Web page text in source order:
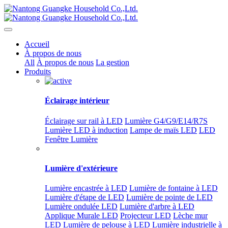
Accueil
À propos de nous
All À propos de nous La gestion
Produits
Éclairage intérieur
Éclairage sur rail à LED Lumière G4/G9/E14/R7S
Lumière LED à induction Lampe de maïs LED LED
Fenêtre Lumière
Lumière d'extérieure
Lumière encastrée à LED Lumière de fontaine à LED
Lumière d'étape de LED Lumière de pointe de LED
Lumière ondulée LED Lumière d'arbre à LED
Applique Murale LED Projecteur LED Lèche mur
LED Lumière de pelouse à LED Lumière industrielle à